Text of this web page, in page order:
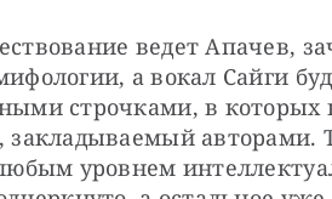
ведет Апачев,
а вокал Сайги
строчками, в которых
закладываемый авторами.
уровнем